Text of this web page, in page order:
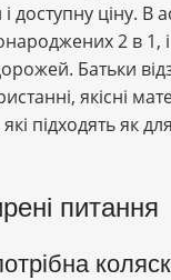
доступну ціну. В
2 в 1,
Батьки
якісні
підходять як
питання